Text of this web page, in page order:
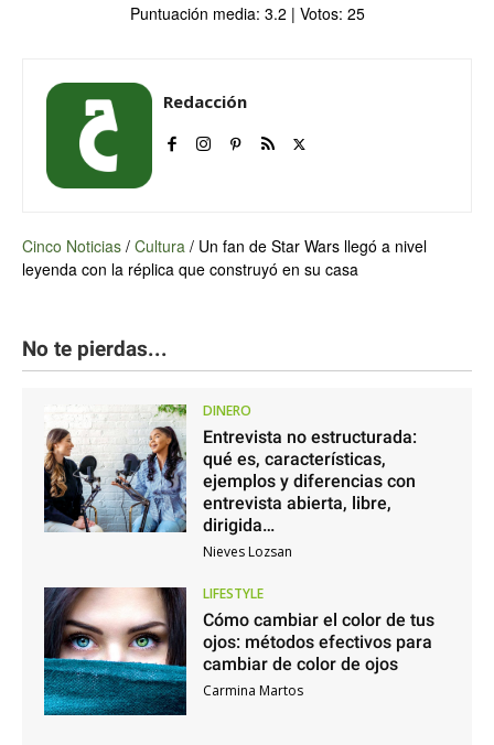
Puntuación media: 3.2 | Votos: 25
Redacción
Cinco Noticias / Cultura / Un fan de Star Wars llegó a nivel
leyenda con la réplica que construyó en su casa
No te pierdas...
DINERO
Entrevista no estructurada:
qué es, características,
ejemplos y diferencias con
entrevista abierta, libre,
dirigida…
Nieves Lozsan
LIFESTYLE
Cómo cambiar el color de tus
ojos: métodos efectivos para
cambiar de color de ojos
Carmina Martos